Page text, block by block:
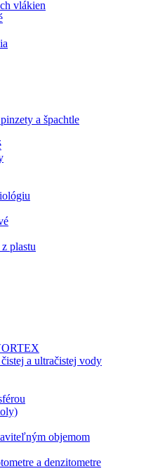
vlákien
a špachtle
plastu
a ultračistej vody
objemom
a denzitometre